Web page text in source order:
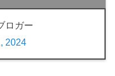
ロガー
2024